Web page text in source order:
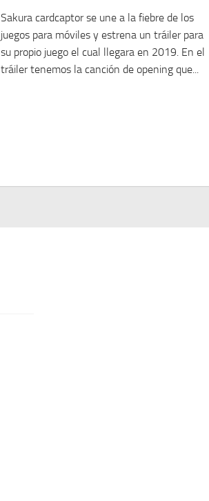
Sakura cardcaptor se une a la fiebre de los
juegos para móviles y estrena un tráiler para
su propio juego el cual llegara en 2019. En el
tráiler tenemos la canción de opening que...